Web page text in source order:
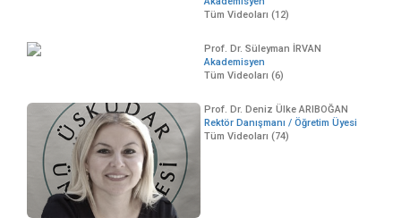
Tüm Videoları (12)
Prof. Dr. Süleyman İRVAN
Akademisyen
Tüm Videoları (6)
Prof. Dr. Deniz Ülke ARIBOĞAN
Rektör Danışmanı / Öğretim Üyesi
Tüm Videoları (74)